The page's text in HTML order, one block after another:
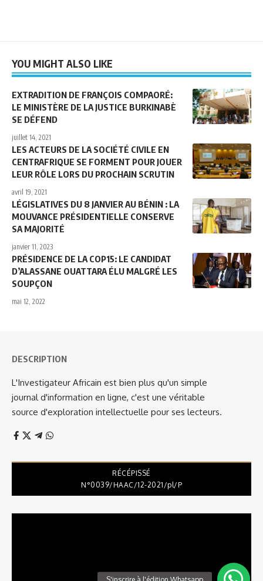
YOU MIGHT ALSO LIKE
EXTRADITION DE FRANÇOIS COMPAORÉ:
LE MINISTÈRE DE LA JUSTICE BURKINABÈ
SE DÉFEND
juillet 14, 2021
LES ACTEURS DE LA SOCIÉTÉ CIVILE EN
CENTRAFRIQUE SE FORMENT POUR JOUER
LEUR RÔLE LORS DU PROCHAIN SCRUTIN
avril 19, 2021
LÉGISLATIVES DU 8 JANVIER AU BÉNIN : LA
MOUVANCE PRÉSIDENTIELLE CONSERVE
SA MAJORITÉ
janvier 11, 2023
PRÉSIDENCE DE LA COP15: LE CANDIDAT
D’ALASSANE OUATTARA ÉLU MALGRÉ LES
SOUPÇON
mai 12, 2022
DESCRIPTION
L'Investigateur Africain est bien plus qu'un simple
journal d'information en ligne, c'est une véritable
source d'exploration intellectuelle pour ses lecteurs.
RÉCÉPISSÉ
N°0039/HAAC/12-2021/pl/P